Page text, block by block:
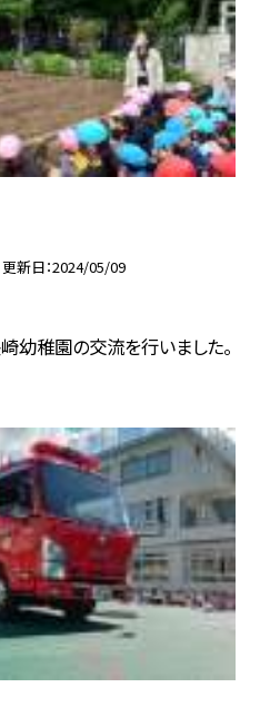
更新日 2024/05/09
幼稚園の交流を行いました。